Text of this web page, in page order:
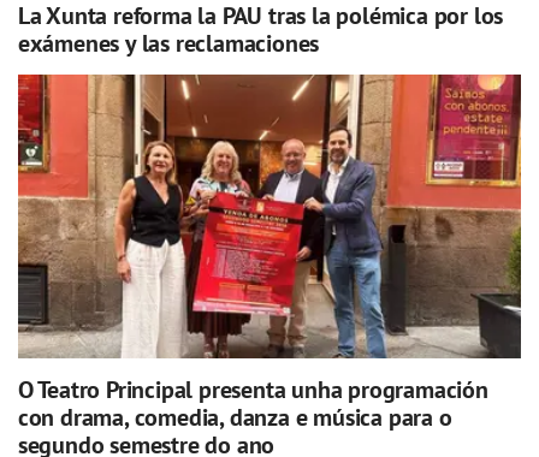
La Xunta reforma la PAU tras la polémica por los
exámenes y las reclamaciones
O Teatro Principal presenta unha programación
con drama, comedia, danza e música para o
segundo semestre do ano